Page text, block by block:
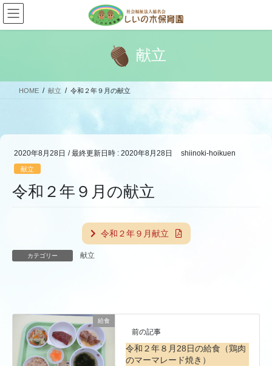
コ
ン
テ
ス
ナ
ビ
ゲ
ン
献立
HOME 献立 令和２年９月の献立
2020年8月28日 / 最終更新日時 : 2020年8月28日 shiinoki-hoikuen
献立
令和２年９月の献立
令和２年９月献立
カテゴリー 献立
給食
前の記事
令和２年８月28日の給食（鶏肉
のマーマレード焼き）